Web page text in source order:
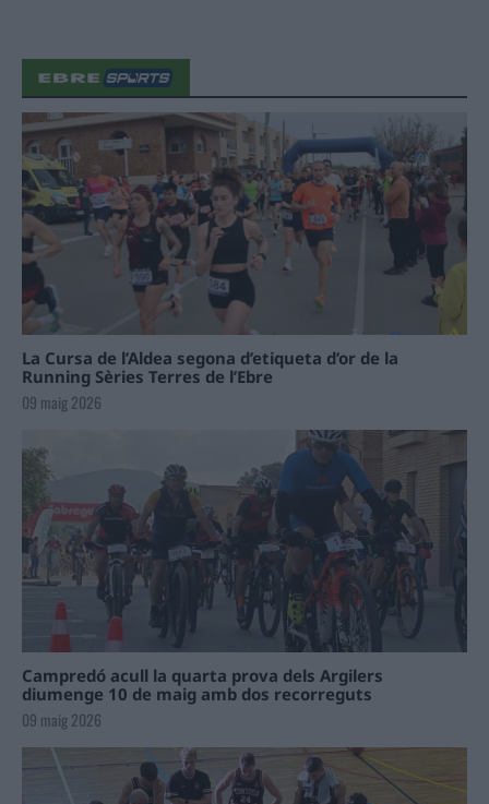
La Cursa de l’Aldea segona d’etiqueta d’or de la
Running Sèries Terres de l’Ebre
09 maig 2026
Campredó acull la quarta prova dels Argilers
diumenge 10 de maig amb dos recorreguts
09 maig 2026